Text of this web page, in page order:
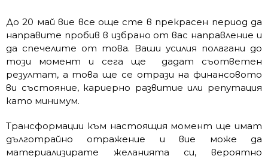
До 20 май вие все още сте в прекрасен период да
направите пробив в избрано от вас направление и
да спечелите от това. Ваши усилия полагани до
този момент и сега ще дадат съответен
резултат, а това ще се отрази на финансовото
ви състояние, кариерно развитие или репутация
като минимум.
Трансформации към настоящия момент ще имат
дълготрайно отражение и вие може да
материализирате желанията си, вероятно